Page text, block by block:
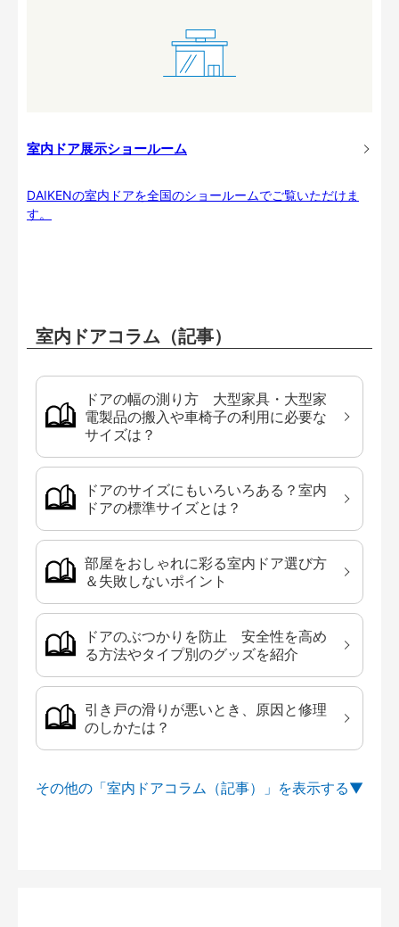
室内ドア展示ショールーム
DAIKENの室内ドアを全国のショールームでご覧いただけま
す。
室内ドアコラム（記事）
ドアの幅の測り方 大型家具・大型家
電製品の搬入や車椅子の利用に必要な
サイズは？
ドアのサイズにもいろいろある？室内
ドアの標準サイズとは？
部屋をおしゃれに彩る室内ドア選び方
＆失敗しないポイント
ドアのぶつかりを防止 安全性を高め
る方法やタイプ別のグッズを紹介
引き戸の滑りが悪いとき、原因と修理
のしかたは？
その他の「室内ドアコラム（記事）」を